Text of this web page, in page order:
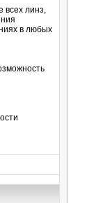
всех линз,
в любых